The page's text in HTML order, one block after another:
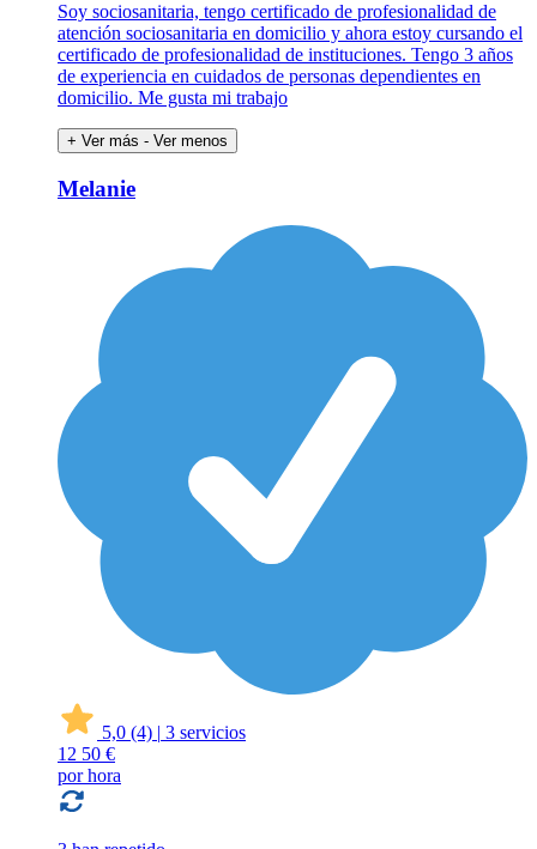
Soy sociosanitaria, tengo certificado de profesionalidad de
atención sociosanitaria en domicilio y ahora estoy cursando el
certificado de profesionalidad de instituciones. Tengo 3 años
de experiencia en cuidados de personas dependientes en
domicilio. Me gusta mi trabajo
+ Ver más - Ver menos
Melanie
5,0 (4) | 3 servicios
12 50 €
por hora